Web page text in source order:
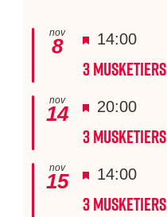
nov
8 Uitgelicht
14:00
3 Musketiers
nov
14 Uitgelicht
20:00
3 Musketiers
nov
15 Uitgelicht
14:00
3 Musketiers